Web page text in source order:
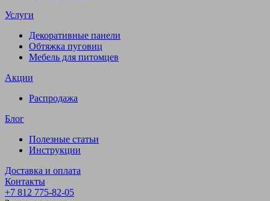
Услуги
Декоративные панели
Обтяжка пуговиц
Мебель для питомцев
Акции
Распродажа
Блог
Полезные статьи
Инструкции
Доставка и оплата
Контакты
+7 812 775-82-05